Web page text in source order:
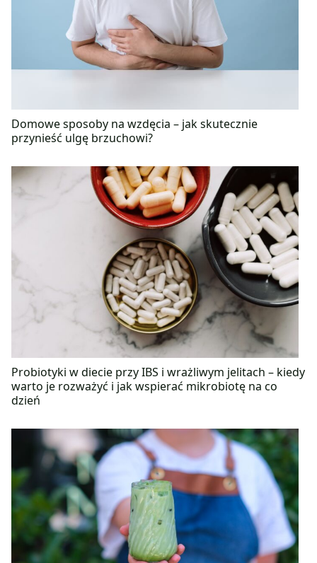
Domowe sposoby na wzdęcia – jak skutecznie
przynieść ulgę brzuchowi?
Probiotyki w diecie przy IBS i wrażliwym jelitach – kiedy
warto je rozważyć i jak wspierać mikrobiotę na co
dzień